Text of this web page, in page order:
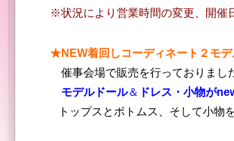
※状況により営業時間の変更、開催
★NEW着回しコーディネート２モ
催事会場で販売を行っておりまし
モデルドール＆ ドレス・小物が
トップスとボトムス、そして小物